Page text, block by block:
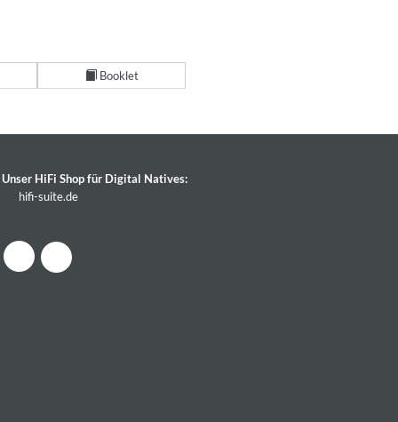
Booklet
Unser HiFi Shop für Digital Natives:
hifi-suite.de